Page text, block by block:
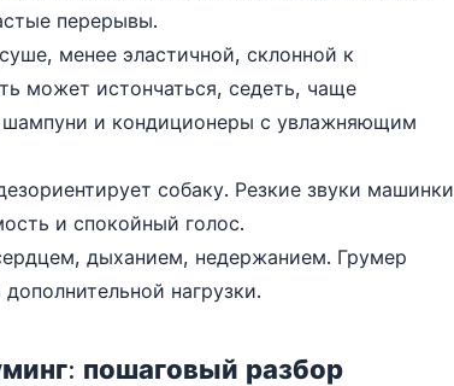
перерывы.
менее эластичной, склонной к
может истончаться, седеть, чаще
и кондиционеры с увлажняющим
собаку. Резкие звуки машинки
и спокойный голос.
дыханием, недержанием. Грумер
нагрузки.
пошаговый разбор